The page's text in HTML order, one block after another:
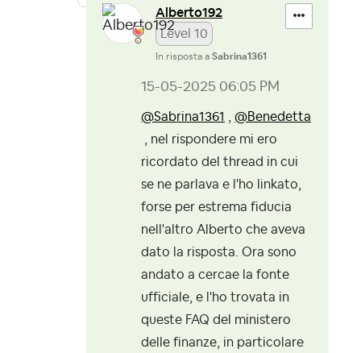
Alberto192
Level 10
In risposta a Sabrina1361
‎15-05-2025 06:05 PM
@Sabrina1361
@Benedetta
, nel rispondere mi ero
ricordato del thread in cui
se ne parlava e l'ho linkato,
forse per estrema fiducia
nell'altro Alberto che aveva
dato la risposta. Ora sono
andato a cercae la fonte
ufficiale, e l'ho trovata in
queste FAQ del ministero
delle finanze, in particolare